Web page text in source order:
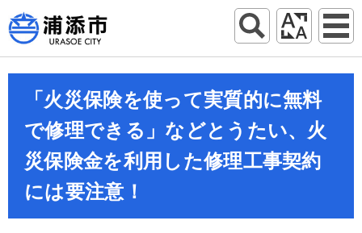
「火災保険を使って実質的に無料
で修理できる」などとうたい、火
災保険金を利用した修理工事契約
には要注意！